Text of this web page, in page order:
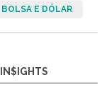
BOLSA E DÓLAR
IN$IGHTS